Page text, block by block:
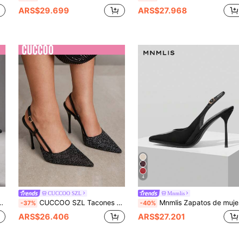
ARS$29.699 ARS$27.968
CUCCOO SZL
-37% CUCCOO SZL Tacones altos con punta afilada, brillantes, sexys, elegantes y de moda para mujer
ARS$26.406
4
Mnmlis
-40% Mnmlis Zapatos de mujer: Punta afilada, con estilo y de moda, versátiles, de corte bajo, con sensación de alta calidad, tacones, adecuados para el trabajo, reuniones sociales, fiestas, vacaciones, bodas.
ARS$27.201